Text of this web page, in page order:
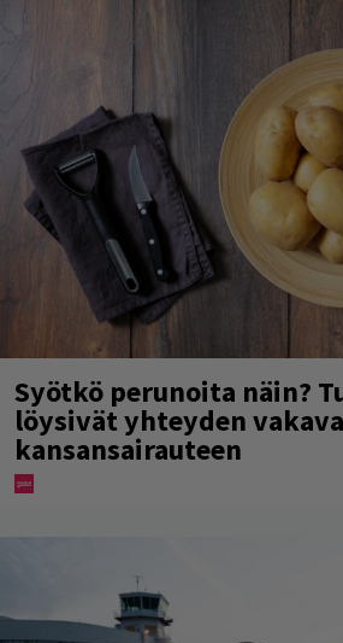
Syötkö perunoita näin?
löysivät yhteyden
kansansairauteen